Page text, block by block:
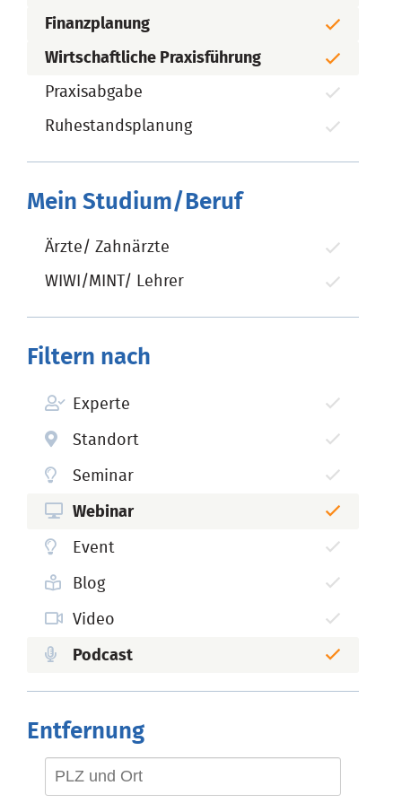
Finanzplanung
Wirtschaftliche Praxisführung
Praxisabgabe
Ruhestandsplanung
Mein Studium/Beruf
Ärzte/ Zahnärzte
WIWI/MINT/ Lehrer
Filtern nach
Experte
Standort
Seminar
Webinar
Event
Blog
Video
Podcast
Entfernung